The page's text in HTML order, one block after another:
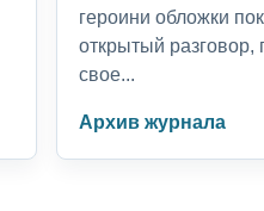
героини обложки
открытый
свое...
Архив журнала